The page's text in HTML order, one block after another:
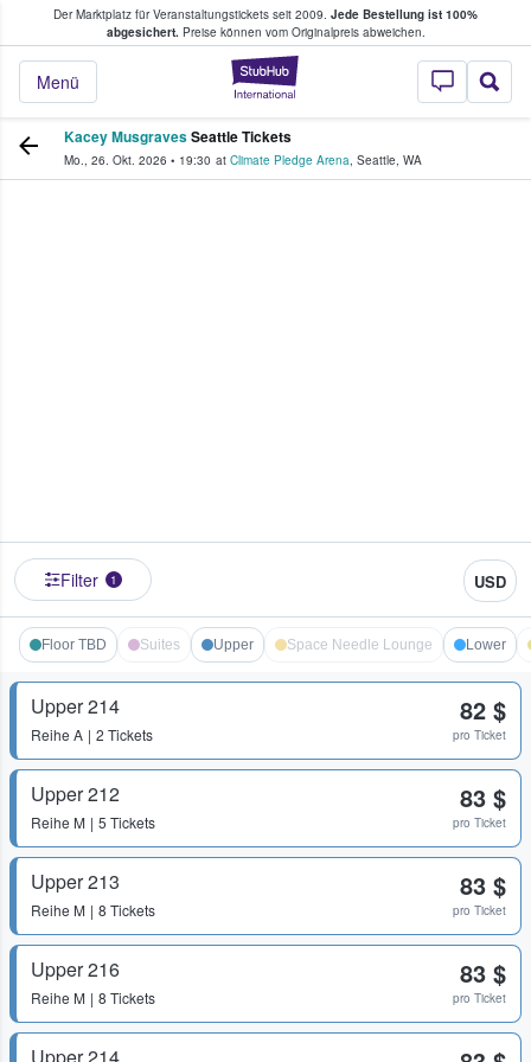
Der Marktplatz für Veranstaltungstickets seit 2009. Jede Bestellung ist 100%
abgesichert.Preise können vom Originalpreis abweichen.
StubHub - Wo
Menü
Tickets kaufen & verkaufen
Kacey MusgravesSeattle Tickets
Mo., 26. Okt. 2026 • 19:30 at Climate Pledge Arena, Seattle, WA
Filter 1 USD
Floor TBD Suites Upper Space Needle Lounge Lower
Upper 214
Reihe A 2 Tickets
82 $
pro Ticket
Upper 212
Reihe M 5 Tickets
83 $
pro Ticket
Upper 213
Reihe M 8 Tickets
83 $
pro Ticket
Upper 216
Reihe M 8 Tickets
83 $
pro Ticket